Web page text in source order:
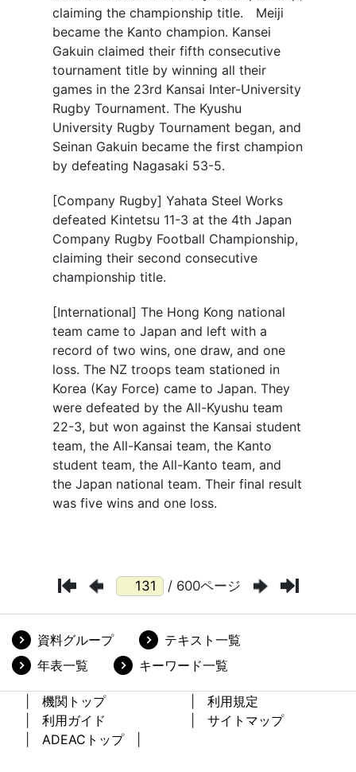
/ 600ページ
資料グループ
テキスト一覧
年表一覧
キーワード一覧
機関トップ
利用規定
利用ガイド
サイトマップ
ADEACトップ